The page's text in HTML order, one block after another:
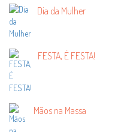
Dia da Mulher
FESTA, É FESTA!
Mãos na Massa